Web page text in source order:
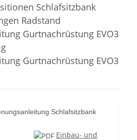
Schlafsitzbank
Radstand
Gurtnachrüstung EVO3
Gurtnachrüstung EVO3
Schlafsitzbank
Einbau- und